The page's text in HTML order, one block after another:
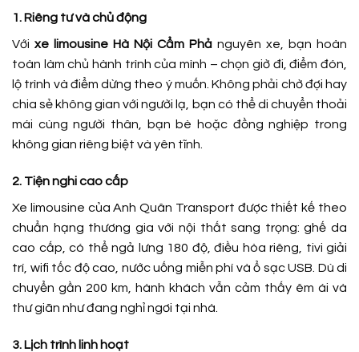
1. Riêng tư và chủ động
Với xe limousine Hà Nội Cẩm Phả nguyên xe, bạn hoàn
toàn làm chủ hành trình của mình – chọn giờ đi, điểm đón,
lộ trình và điểm dừng theo ý muốn. Không phải chờ đợi hay
chia sẻ không gian với người lạ, bạn có thể di chuyển thoải
mái cùng người thân, bạn bè hoặc đồng nghiệp trong
không gian riêng biệt và yên tĩnh.
2. Tiện nghi cao cấp
Xe limousine của Anh Quân Transport được thiết kế theo
chuẩn hạng thương gia với nội thất sang trọng: ghế da
cao cấp, có thể ngả lưng 180 độ, điều hòa riêng, tivi giải
trí, wifi tốc độ cao, nước uống miễn phí và ổ sạc USB. Dù di
chuyển gần 200 km, hành khách vẫn cảm thấy êm ái và
thư giãn như đang nghỉ ngơi tại nhà.
3. Lịch trình linh hoạt